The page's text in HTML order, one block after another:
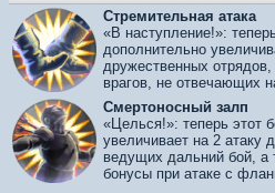
Стремительная атака
«В наступление!»:
дополнительно
дружественных
врагов, не отвечающих
Смертоносный залп
«Целься!»: теперь этот
увеличивает на 2 атаку
ведущих дальний бой, а
бонусы при атаке с